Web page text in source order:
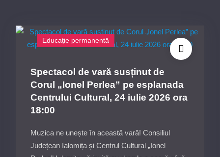
Educație permanentă
Spectacol de vară susținut de
Corul „Ionel Perlea” pe esplanada
Centrului Cultural, 24 iulie 2026 ora
18:00
Muzica ne unește în această vară! Consiliul
Județean Ialomița și Centrul Cultural „Ionel